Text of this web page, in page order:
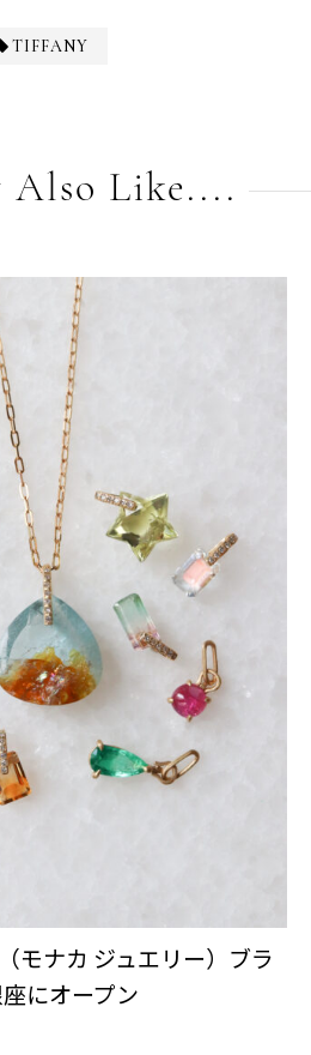
TIFFANY
Also Like....
モナカ ジュエリー）ブラ
にオープン